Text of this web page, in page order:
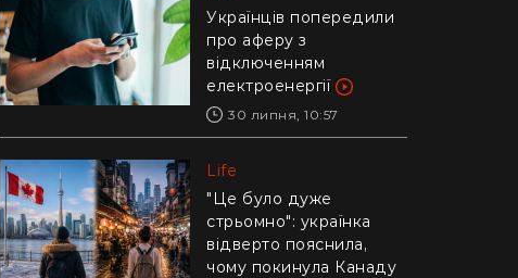
Українців попередили
про аферу з
відключенням
електроенергії
30 липня, 10:57
Life
"Це було дуже
стрьомно": українка
відверто пояснила,
чому покинула Канаду
Ледь втримали на
руках: у Дніпрі рибалки
витягли з річки
гігантського коропа
(відео)
28 липня, 17:47
Life
Драматичне відео із
Каліфорнії: 16-річний
ризикнув життям